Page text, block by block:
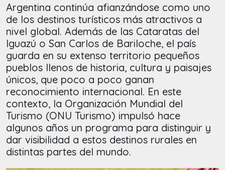
Argentina continúa afianzándose como uno
de los destinos turísticos más atractivos a
nivel global. Además de las Cataratas del
Iguazú o San Carlos de Bariloche, el país
guarda en su extenso territorio pequeños
pueblos llenos de historia, cultura y paisajes
únicos, que poco a poco ganan
reconocimiento internacional. En este
contexto, la Organización Mundial del
Turismo (ONU Turismo) impulsó hace
algunos años un programa para distinguir y
dar visibilidad a estos destinos rurales en
distintas partes del mundo.